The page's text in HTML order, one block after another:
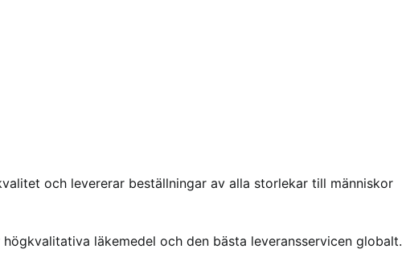
och levererar beställningar av alla storlekar till människor
läkemedel och den bästa leveransservicen globalt.